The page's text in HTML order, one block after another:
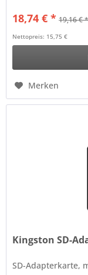
18,74 € * 19,16 €
Nettopreis: 15,75 €
Merken
Kingston SD-
SD-Adapterkarte,